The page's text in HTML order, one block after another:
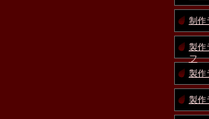
制
製作
フ
製作
製作